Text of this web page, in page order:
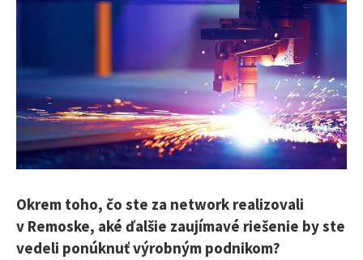
Okrem toho, čo ste za network realizovali
v Remoske, aké ďalšie zaujímavé riešenie by ste
vedeli ponúknuť výrobným podnikom?